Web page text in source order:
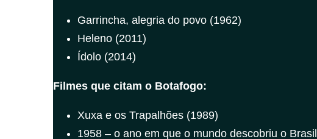
Garrincha, alegria do povo (1962)
Heleno (2011)
Ídolo (2014)
Filmes que citam o Botafogo:
Xuxa e os Trapalhões (1989)
1958 – o ano em que o mundo descobriu o Brasil